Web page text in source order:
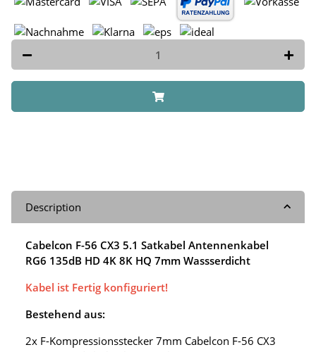
Description
Cabelcon F-56 CX3 5.1 Satkabel Antennenkabel
RG6 135dB HD 4K 8K HQ 7mm Wassserdicht
Kabel ist Fertig konfiguriert!
Bestehend aus:
2x F-Kompressionsstecker 7mm Cabelcon F-56 CX3